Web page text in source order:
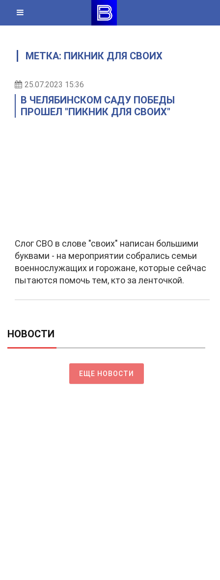
content
МЕТКА: ПИКНИК ДЛЯ СВОИХ
25.07.2023 15:36
В ЧЕЛЯБИНСКОМ САДУ ПОБЕДЫ
ПРОШЕЛ "ПИКНИК ДЛЯ СВОИХ"
Слог СВО в слове "своих" написан большими
буквами - на мероприятии собрались семьи
военнослужащих и горожане, которые сейчас
пытаются помочь тем, кто за ленточкой.
НОВОСТИ
ЕЩЕ НОВОСТИ